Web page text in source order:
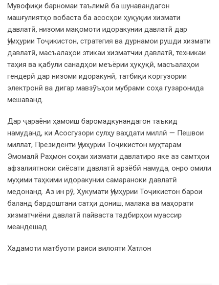
Мувофиқи барномаи таълимӣ ба шунавандагон
машғулиятҳо вобаста ба асосҳои ҳуқуқии хизмати
давлатӣ, низоми мақомоти идоракунии давлатӣ дар
Ҷумҳурии Тоҷикистон, стратегия ва дурнамои рушди хизмати
давлатӣ, масъалаҳои этикаи хизматчии давлатӣ, техникаи
таҳия ва қабули санадҳои меъёрии ҳуқуқӣ, масъалаҳои
гендерӣ дар низоми идоракунӣ, татбиқи коргузории
электронӣ ва дигар мавзӯъҳои мубрами соҳа гузаронида
мешаванд.
Дар ҷараёни ҳамоиш баромадкунандагон таъкид
намуданд, ки Асосгузори сулҳу ваҳдати миллӣ — Пешвои
миллат, Президенти Ҷумҳурии Тоҷикистон муҳтарам
Эмомалӣ Раҳмон соҳаи хизмати давлатиро яке аз самтҳои
афзалиятноки сиёсати давлатӣ арзёбӣ намуда, онро омили
муҳими таҳкими идоракунии самараноки давлатӣ
медонанд. Аз ин рӯ, Ҳукумати Ҷумҳурии Тоҷикистон барои
баланд бардоштани сатҳи дониш, малака ва маҳорати
хизматчиёни давлатӣ пайваста тадбирҳои муассир
меандешад.
Хадамоти матбуоти раиси вилояти Хатлон